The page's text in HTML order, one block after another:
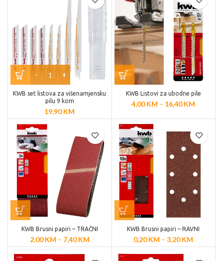
KWB set listova za višenamjensku
pilu 9 kom
19,90KM
KWB Listovi za ubodne pile
4,00KM – 16,40KM
KWB Brusni papiri – TRAČNI
2,00KM – 7,40KM
KWB Brusni papiri – RAVNI
0,20KM –3,20KM